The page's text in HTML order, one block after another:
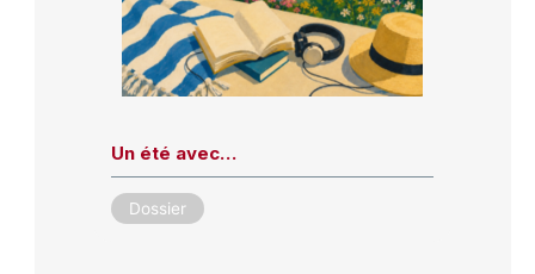
Un été avec…
Dossier